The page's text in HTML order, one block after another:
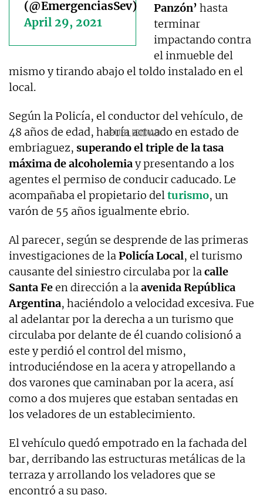
(@EmergenciasSev)
April 29, 2021
Panzón’ hasta
terminar
impactando contra
el inmueble del
mismo y tirando abajo el toldo instalado en el
local.
Según la Policía, el conductor del vehículo, de
48 años de edad, habría actuado en estado de
embriaguez, superando el triple de la tasa
máxima de alcoholemiay presentando a los
agentes el permiso de conducir caducado. Le
acompañaba el propietario delturismo, un
varón de 55 años igualmente ebrio.
Al parecer, según se desprende de las primeras
investigaciones de laPolicía Local, el turismo
causante del siniestro circulaba por lacalle
Santa Feen dirección a laavenida República
Argentina, haciéndolo a velocidad excesiva. Fue
al adelantar por la derecha a un turismo que
circulaba por delante de él cuando colisionó a
este y perdió el control del mismo,
introduciéndose en la acera y atropellando a
dos varones que caminaban por la acera, así
como a dos mujeres que estaban sentadas en
los veladores de un establecimiento.
El vehículo quedó empotrado en la fachada del
bar, derribando las estructuras metálicas de la
terraza y arrollando los veladores que se
encontró a su paso.